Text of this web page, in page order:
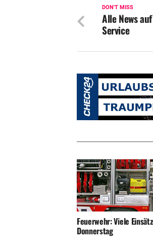
DON'T MISS
Alle News
Service
Feuerwehr: Viele
Donnerstag